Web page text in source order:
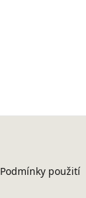
Podmínky použití